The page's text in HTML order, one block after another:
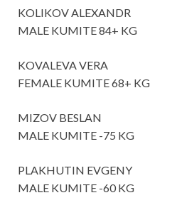
KOLIKOV ALEXANDR
MALE KUMITE 84+ KG
KOVALEVA VERA
FEMALE KUMITE 68+ KG
MIZOV BESLAN
MALE KUMITE -75 KG
PLAKHUTIN EVGENY
MALE KUMITE -60 KG